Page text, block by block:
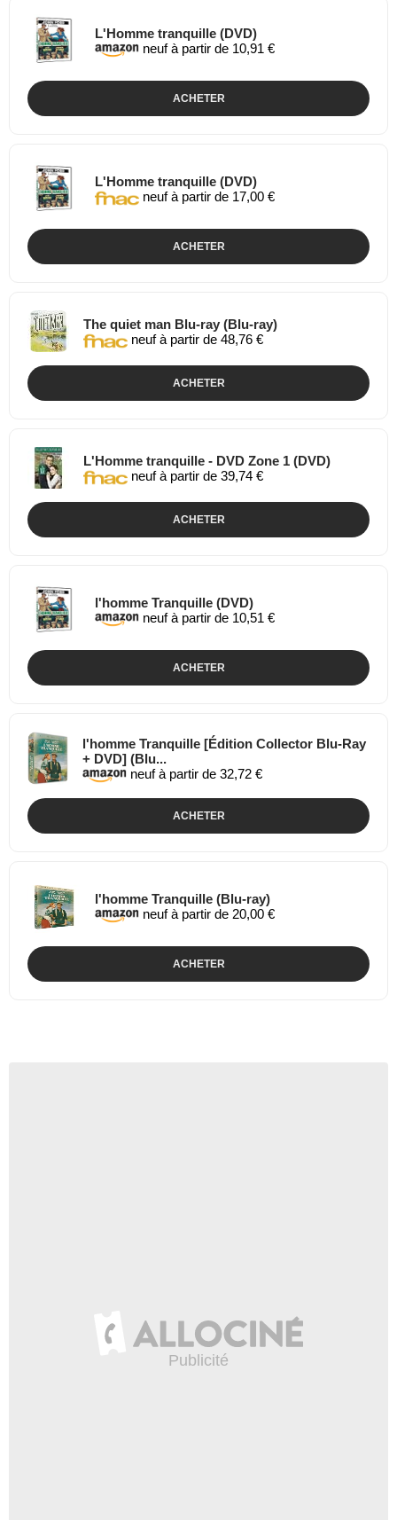
L'Homme tranquille (DVD)
neuf à partir de 10,91 €
ACHETER
L'Homme tranquille (DVD)
neuf à partir de 17,00 €
ACHETER
The quiet man Blu-ray (Blu-ray)
neuf à partir de 48,76 €
ACHETER
L'Homme tranquille - DVD Zone 1 (DVD)
neuf à partir de 39,74 €
ACHETER
l'homme Tranquille (DVD)
neuf à partir de 10,51 €
ACHETER
l'homme Tranquille [Édition Collector Blu-Ray
+ DVD] (Blu...
neuf à partir de 32,72 €
ACHETER
l'homme Tranquille (Blu-ray)
neuf à partir de 20,00 €
ACHETER